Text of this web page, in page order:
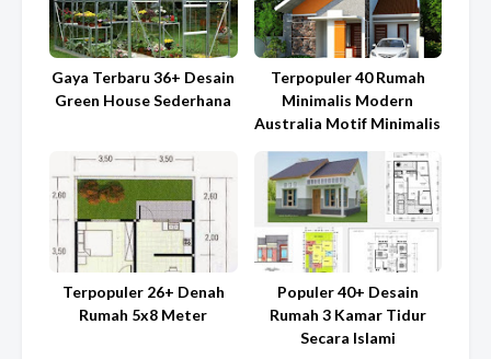
Gaya Terbaru 36+ Desain
Green House Sederhana
Terpopuler 40 Rumah
Minimalis Modern
Australia Motif Minimalis
Terpopuler 26+ Denah
Rumah 5x8 Meter
Populer 40+ Desain
Rumah 3 Kamar Tidur
Secara Islami